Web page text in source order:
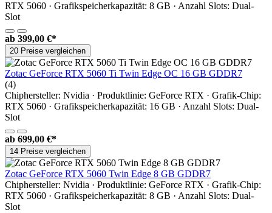
RTX 5060 · Grafikspeicherkapazität: 8 GB · Anzahl Slots: Dual-
Slot
ab 399,00 €*
20 Preise vergleichen
Zotac GeForce RTX 5060 Ti Twin Edge OC 16 GB GDDR7
(4)
Chiphersteller: Nvidia · Produktlinie: GeForce RTX · Grafik-Chip:
RTX 5060 · Grafikspeicherkapazität: 16 GB · Anzahl Slots: Dual-
Slot
ab 699,00 €*
14 Preise vergleichen
Zotac GeForce RTX 5060 Twin Edge 8 GB GDDR7
Chiphersteller: Nvidia · Produktlinie: GeForce RTX · Grafik-Chip:
RTX 5060 · Grafikspeicherkapazität: 8 GB · Anzahl Slots: Dual-
Slot